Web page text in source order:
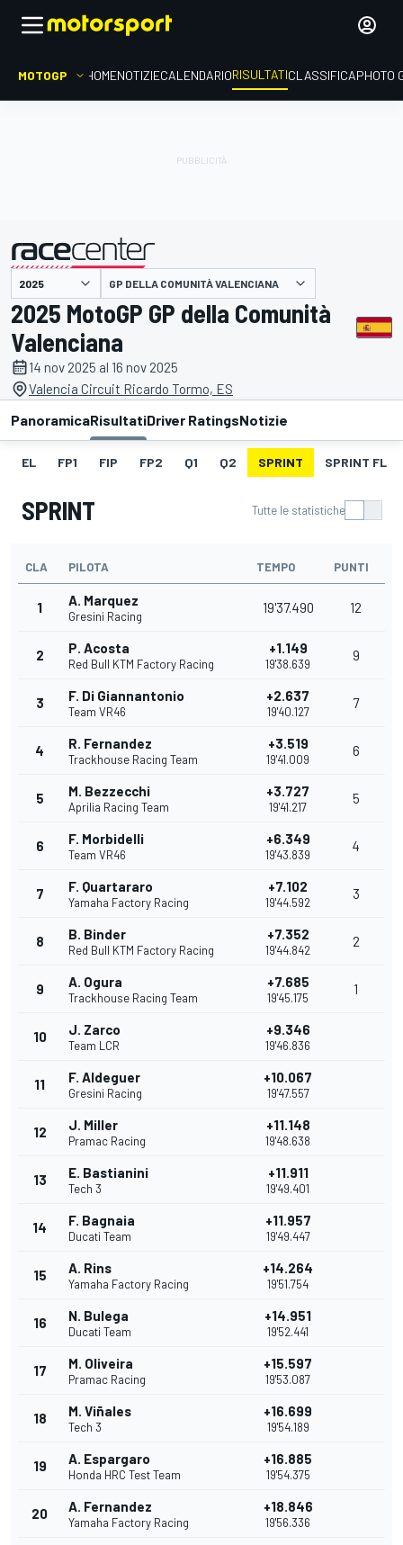
MOTOGP HOMENOTIZIECALENDARIORISULTATICLASSIFICAPHOTO
presentato da GP DELLA COMUNITÀ VALENCIANA
2025 MotoGP GP della Comunità
Valenciana
14 nov 2025 al 16 nov 2025
Valencia Circuit Ricardo Tormo, ES
PanoramicaRisultatiDriver RatingsNotizie
EL FP1 FIP FP2 Q1 Q2 SPRINT SPRINT FL
SPRINT Tutte le statistiche
CLA PILOTA TEMPO PUNTI
1 A. Marquez
Gresini Racing
19'37.490 12
2 P. Acosta
Red Bull KTM Factory Racing
+1.149
19'38.639
9
3 F. Di Giannantonio
Team VR46
+2.637
19'40.127
7
4 R. Fernandez
Trackhouse Racing Team
+3.519
19'41.009
6
5 M. Bezzecchi
Aprilia Racing Team
+3.727
19'41.217
5
6 F. Morbidelli
Team VR46
+6.349
19'43.839
4
7 F. Quartararo
Yamaha Factory Racing
+7.102
19'44.592
3
8 B. Binder
Red Bull KTM Factory Racing
+7.352
19'44.842
2
9 A. Ogura
Trackhouse Racing Team
+7.685
19'45.175
1
10 J. Zarco
Team LCR
+9.346
19'46.836
11 F. Aldeguer
Gresini Racing
+10.067
19'47.557
12 J. Miller
Pramac Racing
+11.148
19'48.638
13 E. Bastianini
Tech 3
+11.911
19'49.401
14 F. Bagnaia
Ducati Team
+11.957
19'49.447
15 A. Rins
Yamaha Factory Racing
+14.264
19'51.754
16 N. Bulega
Ducati Team
+14.951
19'52.441
17 M. Oliveira
Pramac Racing
+15.597
19'53.087
18 M. Viñales
Tech 3
+16.699
19'54.189
19 A. Espargaro
Honda HRC Test Team
+16.885
19'54.375
20 A. Fernandez
Yamaha Factory Racing
+18.846
19'56.336